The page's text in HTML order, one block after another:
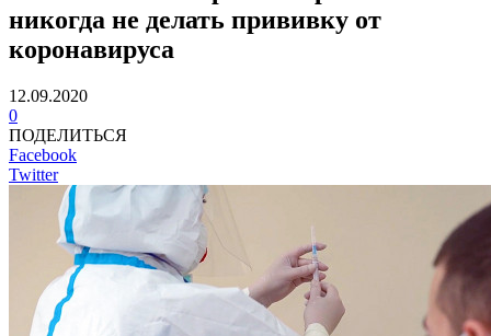
никогда не делать прививку от
коронавируса
12.09.2020
0
ПОДЕЛИТЬСЯ
Facebook
Twitter